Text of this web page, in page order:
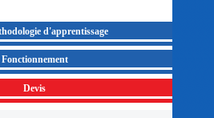
d'apprentissage
Fonctionnement
Devis